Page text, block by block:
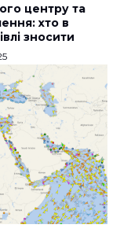
центру та
хто в
зносити